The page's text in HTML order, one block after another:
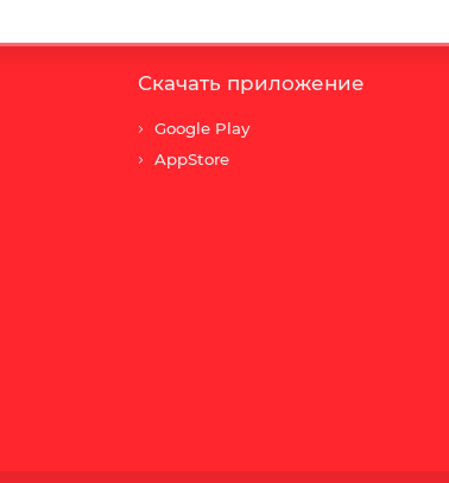
Скачать приложение
Google Play
AppStore